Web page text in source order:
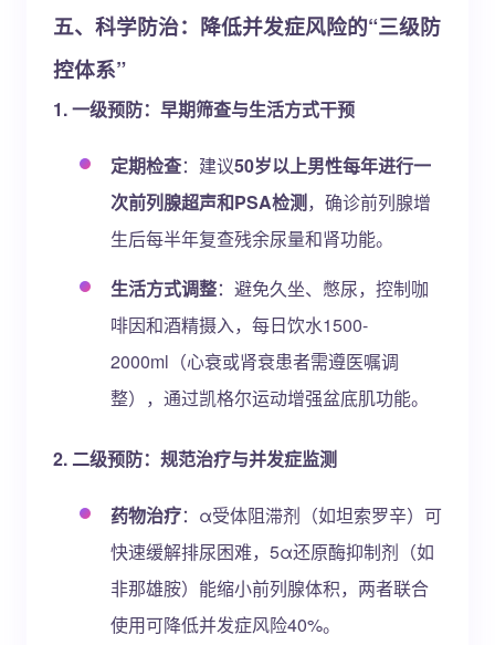
五、科学防治：降低并发症风险的“三级防
控体系”
1. 一级预防：早期筛查与生活方式干预
定期检查：建议50岁以上男性每年进行一
次前列腺超声和PSA检测，确诊前列腺增
生后每半年复查残余尿量和肾功能。
生活方式调整：避免久坐、憋尿，控制咖
啡因和酒精摄入，每日饮水1500-
2000ml（心衰或肾衰患者需遵医嘱调
整），通过凯格尔运动增强盆底肌功能。
2. 二级预防：规范治疗与并发症监测
药物治疗：α受体阻滞剂（如坦索罗辛）可
快速缓解排尿困难，5α还原酶抑制剂（如
非那雄胺）能缩小前列腺体积，两者联合
使用可降低并发症风险40%。